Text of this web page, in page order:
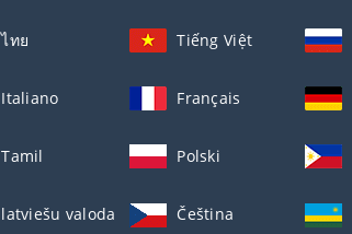
ไทย Tiếng Việt
Italiano Français
Tamil Polski
latviešu valoda Čeština